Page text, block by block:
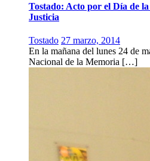
Tostado: Acto por el Día de
Justicia
Tostado 27 marzo, 2014
En la mañana del lunes 24 de
Nacional de la Memoria […]